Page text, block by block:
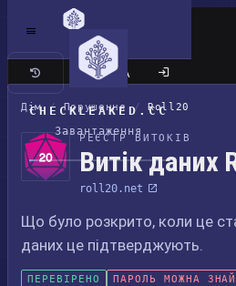
CHECKLEAKED.CC
Завантаження
Класичний сайт
Дім / Порушення / Roll20
РЕЄСТР ВИТОКІВ
Витік даних
roll20.net
Що було розкрито, коли це
даних це підтверджують.
ПЕРЕВІРЕНО ПАРОЛЬ МОЖНА